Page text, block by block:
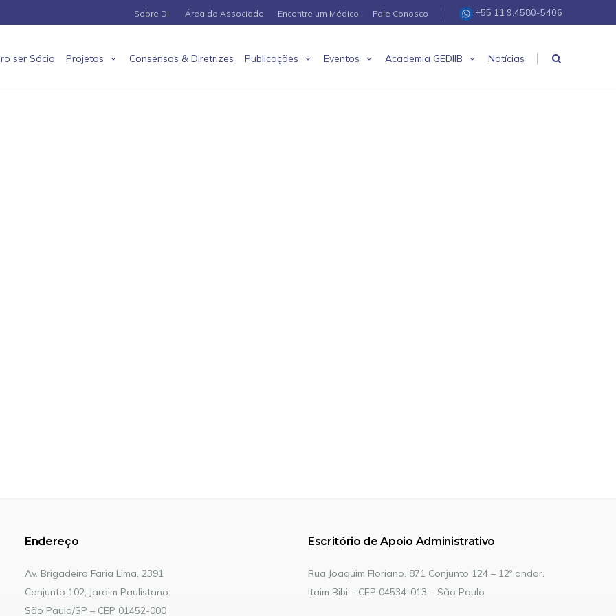
+55 11 9.4580-5406
Sobre DII Área do Associado Encontre um Médico Fale Conosco
ser Sócio Projetos Consensos & Diretrizes Publicações Eventos Academia GEDIIB Notícias |
Endereço
Av. Brigadeiro Faria Lima, 2391
Conjunto 102, Jardim Paulistano.
São Paulo/SP – CEP 01452-000
Escritório de Apoio Administrativo
Rua Joaquim Floriano, 871 Conjunto 124 – 12º andar.
Itaim Bibi – CEP 04534-013 – São Paulo